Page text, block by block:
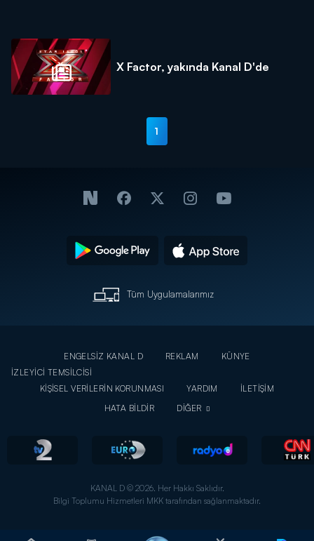
X Factor, yakında Kanal D'de
1
Tüm Uygulamalarımız
ENGELSİZ KANAL D REKLAM
KÜNYE
İZLEYİCİ TEMSİLCİSİ
KİŞİSEL VERİLERİN KORUNMASI
YARDIM
İLETİŞİM
HATA BİLDİR
DİĞER
KANAL D © 2026. Her Hakkı Saklıdır.
Bilgi Toplumu Hizmetleri MKK tarafından sağlanmaktadır.